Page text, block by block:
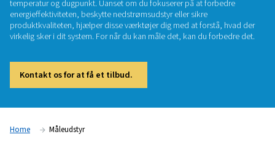
Måleudstyr
Præcision er vigtigt, når det drejer sig om trykluft- og
handler vores udvalg af måleudstyr om at give dig klarhed –
detektering af lækager og overvågning af flow til sporing af
temperatur og dugpunkt. Uanset om du fokuserer på at
produktkvaliteten, hjælper disse værktøjer dig med at